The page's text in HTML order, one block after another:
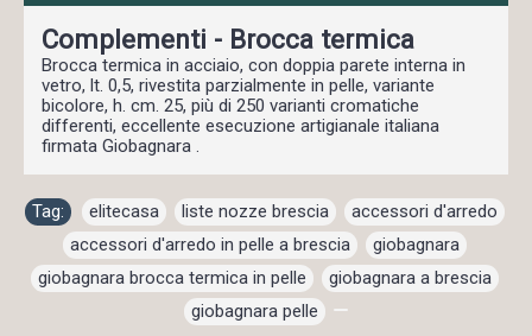
Complementi - Brocca termica
Brocca termica in acciaio, con doppia parete interna in
vetro, lt. 0,5, rivestita parzialmente in pelle, variante
bicolore, h. cm. 25, più di 250 varianti cromatiche
differenti, eccellente esecuzione artigianale italiana
firmata Giobagnara .
Tag: elitecasa , liste nozze brescia , accessori d'arredo ,
accessori d'arredo in pelle a brescia , giobagnara ,
giobagnara brocca termica in pelle , giobagnara a brescia ,
giobagnara pelle